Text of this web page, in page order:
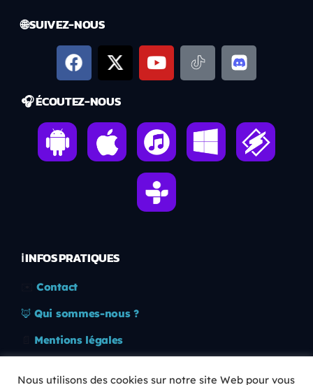
🌐 SUIVEZ-NOUS
🎧 ÉCOUTEZ-NOUS
ℹ️ INFOS PRATIQUES
Contact
🦊 Qui sommes-nous ?
Mentions légales
Nous utilisons des cookies sur notre site Web pour vous